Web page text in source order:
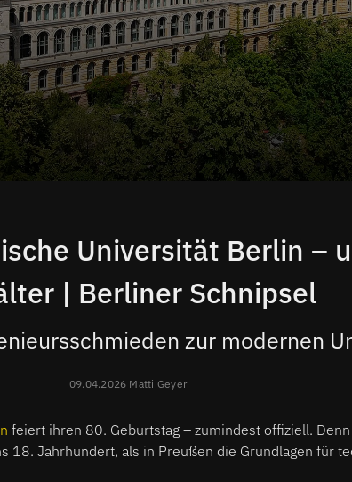
Universität Berlin –
| Berliner Schnipsel
zur modernen
09.04.2026 Matti Geyer
feiert ihren 80. Geburtstag – zumindest offiziell.
18. Jahrhundert, als in Preußen die Grundlagen für